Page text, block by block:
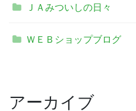
ＪＡみついしの日々
ＷＥＢショップブログ
アーカイブ